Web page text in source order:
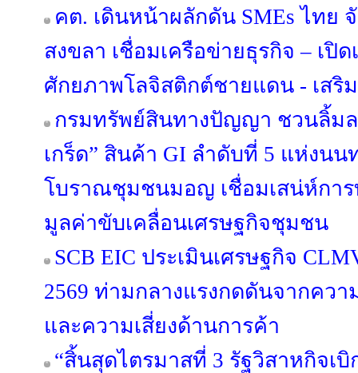
คต. เดินหน้าผลักดัน SMEs ไทย
สงขลา เชื่อมเครือข่ายธุรกิจ – เปิ
ศักยภาพโลจิสติกต์ชายแดน - เสริ
กรมทรัพย์สินทางปัญญา ชวนลิ้มล
เกร็ด” สินค้า GI ลำดับที่ 5 แห่งน
โบราณชุมชนมอญ เชื่อมเสน่ห์การท่
มูลค่าขับเคลื่อนเศรษฐกิจชุมชน
SCB EIC ประเมินเศรษฐกิจ
2569 ท่ามกลางแรงกดดันจากคว
และความเสี่ยงด้านการค้า
“สิ้นสุดไตรมาสที่ 3 รัฐวิสาหกิจเ